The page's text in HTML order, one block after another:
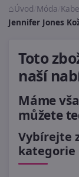
Úvod Móda
Jennifer Jones
Toto
naší
Máme
můžete
Vybírejte
kategorie